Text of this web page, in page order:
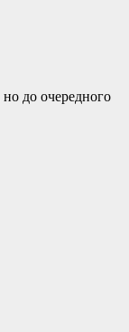
до очередного